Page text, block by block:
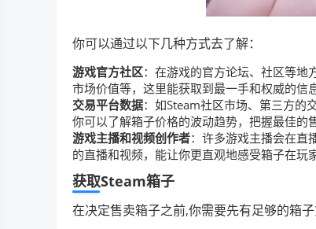
你可以通过以下几种方式去了解：
游戏官方社区：在游戏的官方论坛、社区等地
市场价值等，这里能获取到最一手和权威的信息
交易平台数据：如Steam社区市场、第三方的
你可以了解箱子价格的波动趋势，把握最佳的
游戏主播和视频创作者：许多游戏主播会在直
的直播和视频，能让你更直观地感受箱子在玩
获取Steam箱子
在决定售卖箱子之前,你需要先有足够的箱